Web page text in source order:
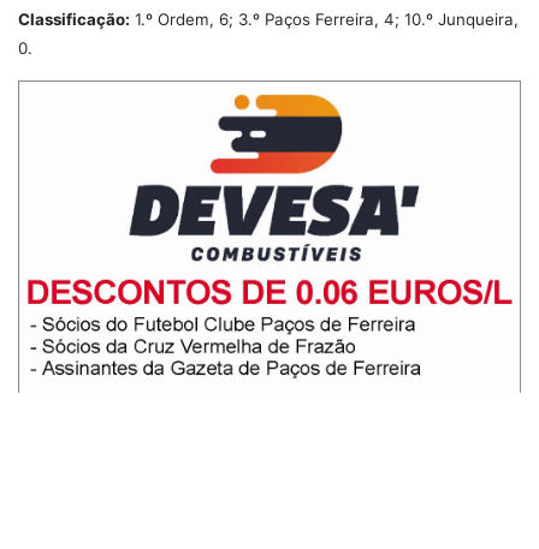
Classificação: 1.º Ordem, 6; 3.º Paços Ferreira, 4; 10.º Junqueira,
0.